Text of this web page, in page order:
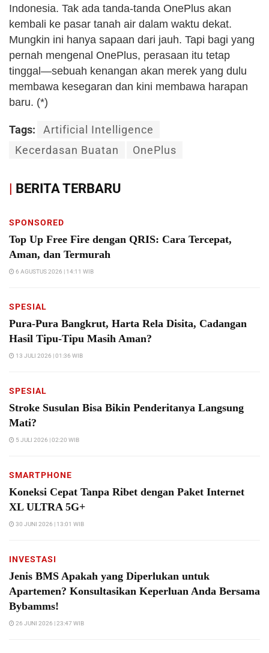
Indonesia. Tak ada tanda-tanda OnePlus akan
kembali ke pasar tanah air dalam waktu dekat.
Mungkin ini hanya sapaan dari jauh. Tapi bagi yang
pernah mengenal OnePlus, perasaan itu tetap
tinggal—sebuah kenangan akan merek yang dulu
membawa kesegaran dan kini membawa harapan
baru. (*)
Tags:
Artificial Intelligence
Kecerdasan Buatan
OnePlus
| BERITA TERBARU
SPONSORED
Top Up Free Fire dengan QRIS: Cara Tercepat,
Aman, dan Termurah
6 AGUSTUS 2026 | 14:11 WIB
SPESIAL
Pura-Pura Bangkrut, Harta Rela Disita, Cadangan
Hasil Tipu-Tipu Masih Aman?
13 JULI 2026 | 01:36 WIB
SPESIAL
Stroke Susulan Bisa Bikin Penderitanya Langsung
Mati?
5 JULI 2026 | 02:20 WIB
SMARTPHONE
Koneksi Cepat Tanpa Ribet dengan Paket Internet
XL ULTRA 5G+
30 JUNI 2026 | 13:01 WIB
INVESTASI
Jenis BMS Apakah yang Diperlukan untuk
Apartemen? Konsultasikan Keperluan Anda Bersama
Bybamms!
26 JUNI 2026 | 23:47 WIB